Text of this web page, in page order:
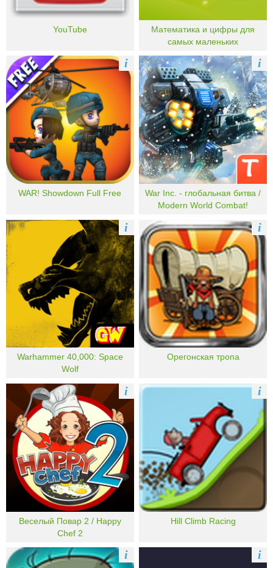
YouTube
Математика и цифры для
самых маленьких
WAR! Showdown Full Free
i
War Inc. - глобальная битва /
Modern World Combat!
i
Warhammer 40,000: Space
Wolf
i
Орегонская тропа
i
Веселый Повар 2 / Happy
Chef 2
i
Hill Climb Racing
i
i i